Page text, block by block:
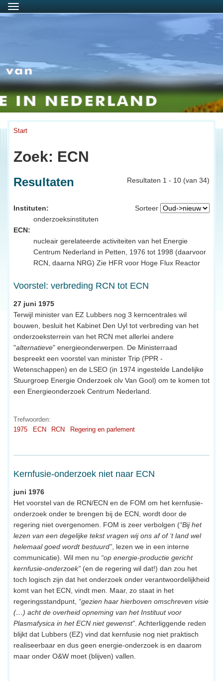
Menu
Start
Zoek: ECN
Resultaten 1 - 10 (van 34)
Resultaten
Sorteer
Instituten:
onderzoeksinstituten
ECN:
nucleair gerelateerde activiteiten van het Energie
Centrum Nederland in Petten, 1976 tot 1998 (daarvoor
RCN, daarna NRG) Zie HFR voor Hoge Flux Reactor
Voorstel: verbreding RCN tot ECN
27 juni 1975
Terwijl minister van EZ Lubbers nog 3 kerncentrales wil
bouwen, besluit het Kabinet Den Uyl tot verbreding van het
onderzoeksterrein van het RCN met allerlei andere
"alternatieve" energieonderwerpen. De Ministerraad
bespreekt een voorstel van minister Trip (PPR -
Wetenschappen) en de LSEO (in 1974 ingestelde Landelijke
Stuurgroep Energie Onderzoek olv Van Gool) om te komen tot
een Energieonderzoek Centrum Nederland.
Trefwoorden:
1975
ECN RCN Regering en parlement
Kernfusie-onderzoek niet naar ECN
juni 1976
Het voorstel van de RCN/ECN en de FOM om het kernfusie-
onderzoek onder te brengen bij de ECN, wordt door de
regering niet overgenomen. FOM is zeer verbolgen (“Bij het
lezen van een degelijke tekst vragen wij ons af of ‘t land wel
helemaal goed wordt bestuurd” , lezen we in een interne
communicatie). Wil men nu “op energie-productie gericht
kernfusie-onderzoek” (en de regering wil dat!) dan zou het
toch logisch zijn dat het onderzoek onder verantwoordelijkheid
komt van het ECN, vindt men. Maar, zo staat in het
regeringsstandpunt, “gezien haar hierboven omschreven visie
(…) acht de overheid opneming van het Instituut voor
Plasmafysica in het ECN niet gewenst” . Achterliggende reden
blijkt dat Lubbers (EZ) vind dat kernfusie nog niet praktisch
realiseerbaar en dus geen energie-onderzoek is en daarom
maar onder O&W moet (blijven) vallen.